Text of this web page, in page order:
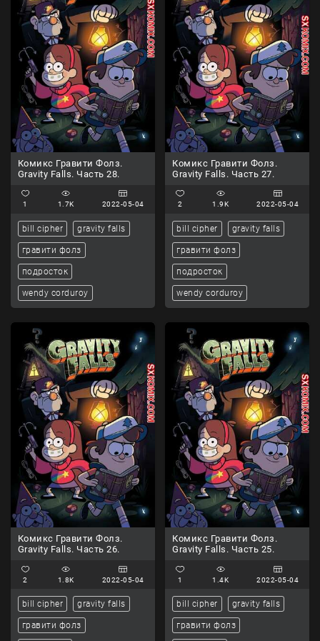
Комикс Гравити Фолз.
Gravity Falls. Часть 28.
1 1.7K 2022-05-04
bill cipher gravity falls
гравити фолз
подросток
wendy corduroy
Комикс Гравити Фолз.
Gravity Falls. Часть 27.
2 1.9K 2022-05-04
bill cipher gravity falls
гравити фолз
подросток
wendy corduroy
Комикс Гравити Фолз.
Gravity Falls. Часть 26.
2 1.8K 2022-05-04
bill cipher gravity falls
гравити фолз
Комикс Гравити Фолз.
Gravity Falls. Часть 25.
1 1.4K 2022-05-04
bill cipher gravity falls
гравити фолз